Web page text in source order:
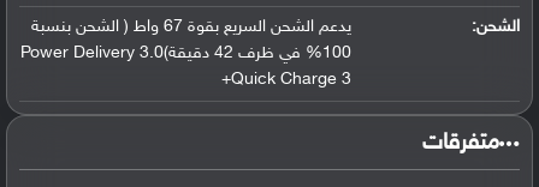
الشحن:
يدعم الشحن السريع بقوة 67 واط ( الشحن بنسبة
100% في ظرف 42 دقيقة)Power Delivery 3.0
Quick Charge 3+
‏متفرقات‏